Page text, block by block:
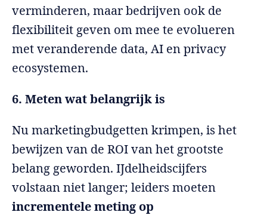
verminderen, maar bedrijven ook de
flexibiliteit geven om mee te evolueren
met veranderende data, AI en privacy
ecosystemen.
6. Meten wat belangrijk is
Nu marketingbudgetten krimpen, is het
bewijzen van de ROI van het grootste
belang geworden. IJdelheidscijfers
volstaan niet langer; leiders moeten
incrementele meting op